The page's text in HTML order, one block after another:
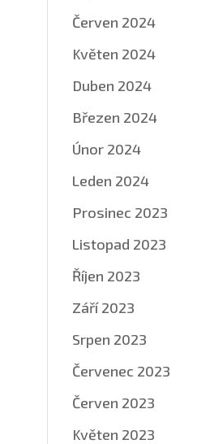
Červen 2024
Květen 2024
Duben 2024
Březen 2024
Únor 2024
Leden 2024
Prosinec 2023
Listopad 2023
Říjen 2023
Září 2023
Srpen 2023
Červenec 2023
Červen 2023
Květen 2023